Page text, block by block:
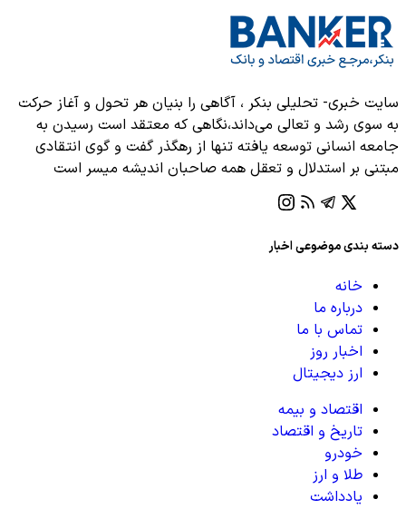
سایت خبری- تحلیلی بنکر ، آگاهی را بنیان هر تحول و آغاز حرکت
به سوی رشد و تعالی می‌داند،نگاهی که معتقد است رسیدن به
جامعه انسانی توسعه یافته تنها از رهگذر گفت‌ و گوی انتقادی
مبتنی بر استدلال و تعقل همه صاحبان اندیشه میسر است
دسته بندی موضوعی اخبار
خانه
درباره ما
تماس با ما
اخبار روز
ارز دیجیتال
اقتصاد و بیمه
تاریخ و اقتصاد
خودرو
طلا و ارز
یادداشت